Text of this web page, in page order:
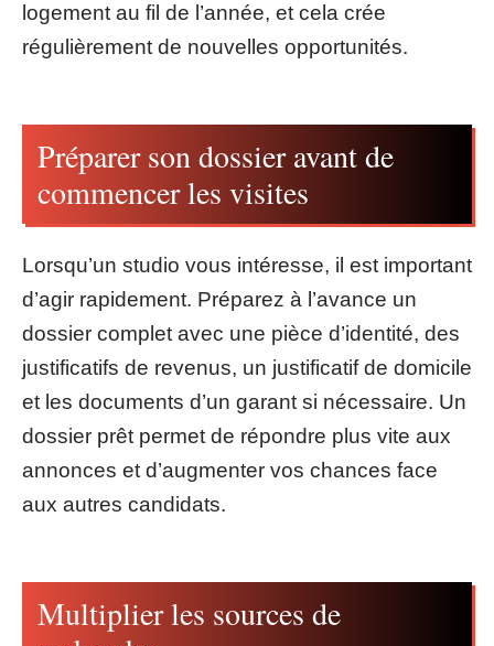
logement au fil de l’année, et cela crée
régulièrement de nouvelles opportunités.
Préparer son dossier avant de
commencer les visites
Lorsqu’un studio vous intéresse, il est important
d’agir rapidement. Préparez à l’avance un
dossier complet avec une pièce d’identité, des
justificatifs de revenus, un justificatif de domicile
et les documents d’un garant si nécessaire. Un
dossier prêt permet de répondre plus vite aux
annonces et d’augmenter vos chances face
aux autres candidats.
Multiplier les sources de